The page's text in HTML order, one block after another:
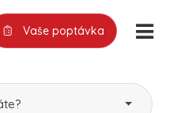
Vaše poptávka